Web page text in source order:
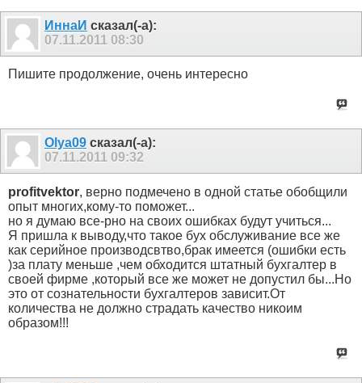
ИннаИ сказал(-а):
07.11.2011 08:30
Пишите продолжение, очень интересно
Olya09 сказал(-а):
07.11.2011 09:32
profitvektor, верно подмечено в одной статье обобщили
опыт многих,кому-то поможет...
но я думаю все-рно на своих ошибках будут учиться...
Я пришла к выводу,что такое бух обслуживание все же
как серийное производсвтво,брак имеется (ошибки есть
)за плату меньше ,чем обходится штатный бухгалтер в
своей фирме ,который все же может не допустил бы...Но
это от сознательности бухгалтеров зависит.От
количества не должно страдать качество никоим
образом!!!